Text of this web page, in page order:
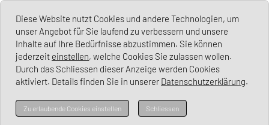
Mi
04.
Diese Website nutzt Cookies und andere Technologien, um
unser Angebot für Sie laufend zu verbessern und unsere
Inhalte auf Ihre Bedürfnisse abzustimmen. Sie können
jederzeit einstellen, welche Cookies Sie zulassen wollen.
Durch das Schliessen dieser Anzeige werden Cookies
aktiviert. Details finden Sie in unserer Datenschutzerklärung.
Zu erlaubende Cookies einstellen Schliessen